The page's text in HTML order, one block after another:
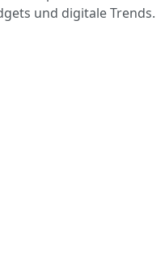
und digitale Trends.